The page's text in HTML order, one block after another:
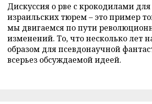
Дискуссия о рве с крокодилами
израильских тюрем – это пример
мы двигаемся по пути
изменений. То, что несколько лет
образом для псевдонаучной
всерьез обсуждаемой идеей.